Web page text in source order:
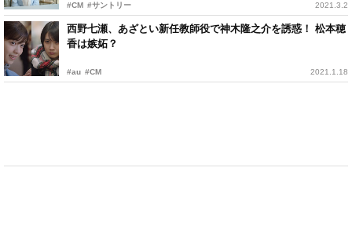
#CM #サントリー 2021.3.2
西野七瀬、あざとい新任教師役で神木隆之介を誘惑！ 松本穂
香は嫉妬？
#au #CM 2021.1.18